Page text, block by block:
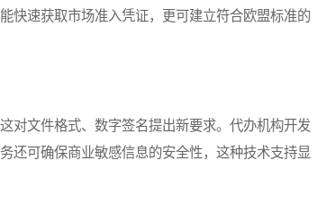
快速获取市场准入凭证，更可建立符合欧盟标准的
文件格式、数字签名提出新要求。代办机构开发
还可确保商业敏感信息的安全性，这种技术支持显